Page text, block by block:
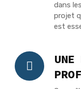
dans
projet
est